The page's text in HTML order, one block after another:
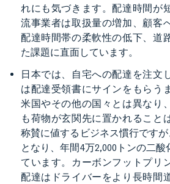
れにも気づきます。配達時間が
流事業者は取扱量の増加、顧客
配達時間帯の柔軟性の低下、道
た課題に直面しています。
日本では、自宅への配達を注文
は配達受領書にサインをもらう
米国やその他の国々とは異なり
も荷物が玄関先に置かれること
称賛に値するビジネス慣行です
となり、年間4万2,000トンの二
ています。カーボンフットプリ
配達はドライバーをより長時間